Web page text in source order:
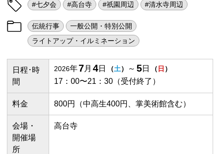
#七夕会 #高台寺 #祇園周辺 #清水寺周辺
伝統行事
一般公開・特別公開
ライトアップ・イルミネーション
日程･時
間
2026年7月 4日 （土） ～ 5日 （ 日 ）
17：00〜21：30（受付終了）
料金 800円（中高生400円、掌美術館含む）
会場・
開催場
所
高台寺